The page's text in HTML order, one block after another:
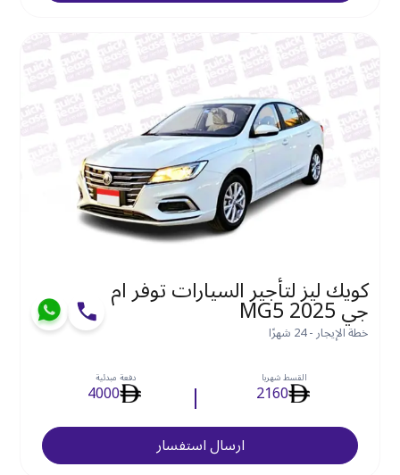
كويك ليز لتأجير السيارات توفر ام
جي MG5 2025
خطة الإيجار - 24 شهرًا
القسط شهريا
2160
دفعة مبدئية
4000
ارسال استفسار